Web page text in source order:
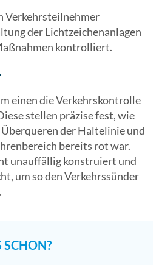
Verkehrsteilnehmer
der Lichtzeichenanlagen
kontrolliert.
einen die Verkehrskontrolle
stellen präzise fest, wie
der Haltelinie und
bereits rot war.
unauffällig konstruiert und
um so den Verkehrssünder
SCHON?